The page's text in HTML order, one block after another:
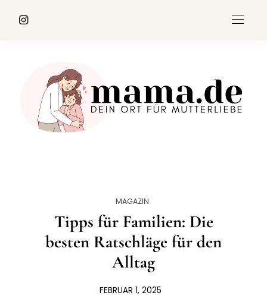
MAGAZIN
Tipps für Familien: Die
besten Ratschläge für den
Alltag
FEBRUAR 1, 2025